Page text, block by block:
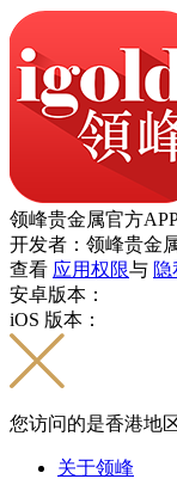
领峰贵金属官方
开发者：领峰贵金
查看 应用权限与
安卓版本：
iOS 版本：
您访问的是香港地
关于领峰